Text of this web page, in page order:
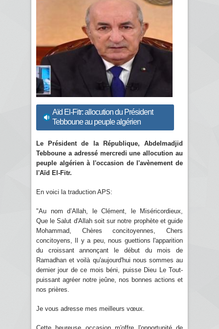
Aïd El-Fitr: allocution du Président
Tebboune au peuple algérien
Le Président de la République, Abdelmadjid
Tebboune a adressé mercredi une allocution au
peuple algérien à l'occasion de l'avènement de
l'Aïd El-Fitr.
En voici la traduction APS:
"Au nom d’Allah, le Clément, le Miséricordieux,
Que le Salut d'Allah soit sur notre prophète et guide
Mohammad, Chères concitoyennes, Chers
concitoyens, Il y a peu, nous guettions l'apparition
du croissant annonçant le début du mois de
Ramadhan et voilà qu'aujourd'hui nous sommes au
dernier jour de ce mois béni, puisse Dieu Le Tout-
puissant agréer notre jeûne, nos bonnes actions et
nos prières.
Je vous adresse mes meilleurs vœux.